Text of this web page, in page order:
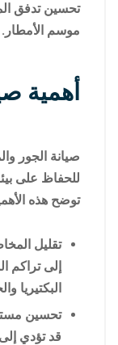
تحسين تدفق
موسم الأمطار.
أهمية
صيانة الجور
للحفاظ على
توضح هذه
تقليل
إلى تراكم
البكتيريا
تحسين
قد تؤدي